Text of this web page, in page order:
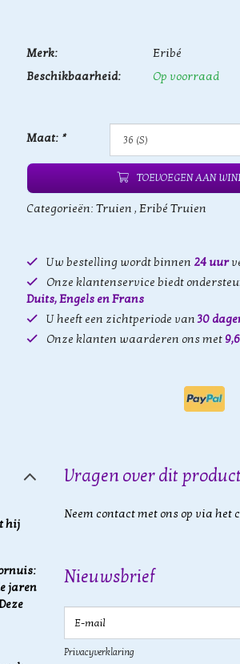
Merk:
Eribé
Beschikbaarheid:
Op voorraad
Maat: *
TOEVOEGEN AAN
Categorieën: Truien , Eribé Truien
Uw bestelling wordt binnen 24 uur
Onze klantenservice biedt
Duits, Engels en Frans
U heeft een zichtperiode van30
Onze klanten waarderen ons met 9,6
hij
jaren
Vragen over dit
Neem contact met ons op via
Nieuwsbrief
E-mail
Privacyverklaring